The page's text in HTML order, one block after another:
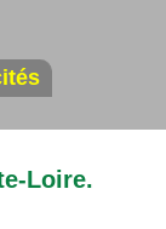
Loire.